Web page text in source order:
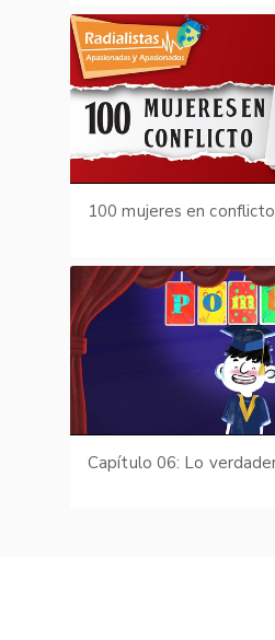
100 mujeres en conflicto